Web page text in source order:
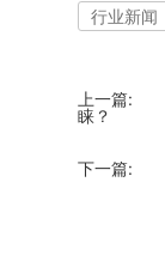
行业新闻
上一篇:
睐？
下一篇: